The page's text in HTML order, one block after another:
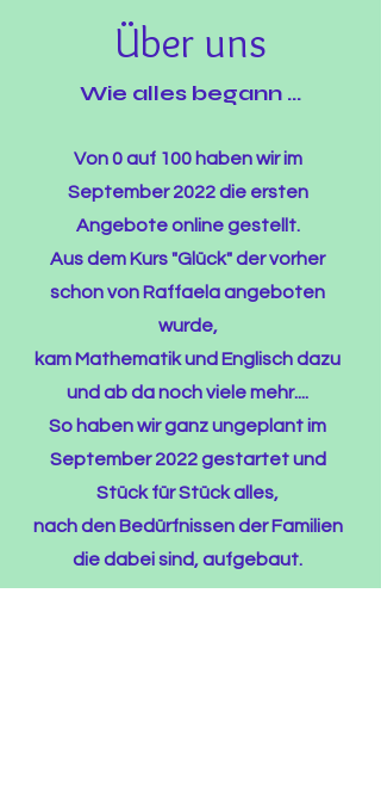
Über uns
Wie alles begann ...
Von 0 auf 100 haben wir im
September 2022 die ersten
Angebote online gestellt.
Aus dem Kurs "Glück" der vorher
schon von Raffaela angeboten
wurde,
kam Mathematik und Englisch dazu
und ab da noch viele mehr....
So haben wir ganz ungeplant im
September 2022 gestartet und
Stück für Stück alles,
nach den Bedürfnissen der Familien
die dabei sind, aufgebaut.